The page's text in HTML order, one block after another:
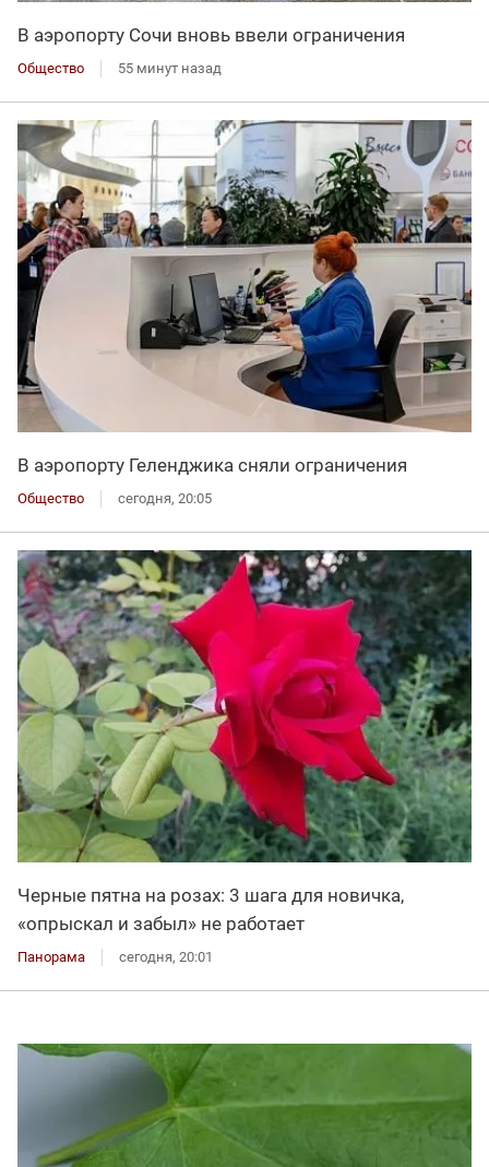
В аэропорту Сочи вновь ввели ограничения
Общество 55 минут назад
В аэропорту Геленджика сняли ограничения
Общество сегодня, 20:05
Черные пятна на розах: 3 шага для новичка,
«опрыскал и забыл» не работает
Панорама сегодня, 20:01